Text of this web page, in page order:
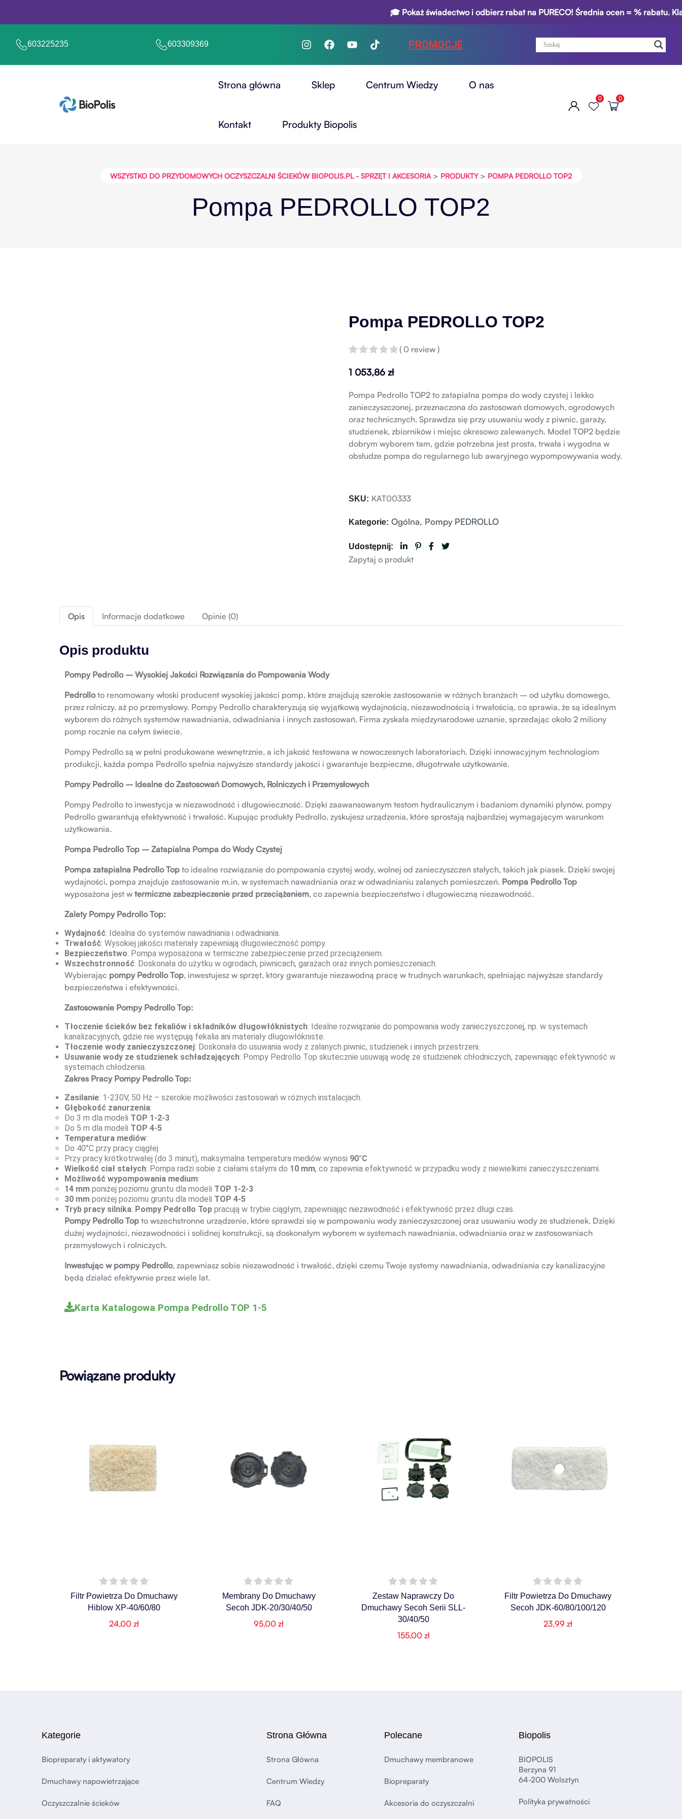
🎓 Pokaż świadectwo i odbierz rabat na PURECO! Średnia ocen = % rabatu. Klasy
603225235 603309369 PROMOCJE
Strona główna Sklep Centrum Wiedzy O nas
Kontakt Produkty Biopolis
0 0
WSZYSTKO DO PRZYDOMOWYCH OCZYSZCZALNI ŚCIEKÓW BIOPOLIS.PL - SPRZĘT I AKCESORIA> PRODUKTY> POMPA PEDROLLO TOP2
Pompa PEDROLLO TOP2
Pompa PEDROLLO TOP2
( 0 review )
1 053,86 zł
Pompa Pedrollo TOP2 to zatapialna pompa do wody czystej i lekko
zanieczyszczonej, przeznaczona do zastosowań domowych, ogrodowych
oraz technicznych. Sprawdza się przy usuwaniu wody z piwnic, garaży,
studzienek, zbiorników i miejsc okresowo zalewanych. Model TOP2 będzie
dobrym wyborem tam, gdzie potrzebna jest prosta, trwała i wygodna w
obsłudze pompa do regularnego lub awaryjnego wypompowywania wody.
SKU: KAT00333
Kategorie: Ogólna, Pompy PEDROLLO
Udostępnij:
Zapytaj o produkt
Opis Informacje dodatkowe Opinie (0)
Opis produktu
Pompy Pedrollo – Wysokiej Jakości Rozwiązania do Pompowania Wody
Pedrolloto renomowany włoski producent wysokiej jakości pomp, które znajdują szerokie zastosowanie w różnych branżach – od użytku domowego,
przez rolniczy, aż po przemysłowy. Pompy Pedrollo charakteryzują się wyjątkową wydajnością, niezawodnością i trwałością, co sprawia, że są idealnym
wyborem do różnych systemów nawadniania, odwadniania i innych zastosowań. Firma zyskała międzynarodowe uznanie, sprzedając około 2 miliony
pomp rocznie na całym świecie.
Pompy Pedrollo są w pełni produkowane wewnętrznie, a ich jakość testowana w nowoczesnych laboratoriach. Dzięki innowacyjnym technologiom
produkcji, każda pompa Pedrollo spełnia najwyższe standardy jakości i gwarantuje bezpieczne, długotrwałe użytkowanie.
Pompy Pedrollo – Idealne do Zastosowań Domowych, Rolniczych i Przemysłowych
Pompy Pedrollo to inwestycja w niezawodność i długowieczność. Dzięki zaawansowanym testom hydraulicznym i badaniom dynamiki płynów, pompy
Pedrollo gwarantują efektywność i trwałość. Kupując produkty Pedrollo, zyskujesz urządzenia, które sprostają najbardziej wymagającym warunkom
użytkowania.
Pompa Pedrollo Top – Zatapialna Pompa do Wody Czystej
Pompa zatapialna Pedrollo Top to idealne rozwiązanie do pompowania czystej wody, wolnej od zanieczyszczeń stałych, takich jak piasek. Dzięki swojej
wydajności, pompa znajduje zastosowanie m.in. w systemach nawadniania oraz w odwadnianiu zalanych pomieszczeń. Pompa Pedrollo Top
wyposażona jest w termiczne zabezpieczenie przed przeciążeniem, co zapewnia bezpieczeństwo i długowieczną niezawodność.
Zalety Pompy Pedrollo Top:
Wydajność: Idealna do systemów nawadniania i odwadniania.
Trwałość: Wysokiej jakości materiały zapewniają długowieczność pompy.
Bezpieczeństwo: Pompa wyposażona w termiczne zabezpieczenie przed przeciążeniem.
Wszechstronność: Doskonała do użytku w ogrodach, piwnicach, garażach oraz innych pomieszczeniach.
Wybierając pompy Pedrollo Top, inwestujesz w sprzęt, który gwarantuje niezawodną pracę w trudnych warunkach, spełniając najwyższe standardy
bezpieczeństwa i efektywności.
Zastosowanie Pompy Pedrollo Top:
Tłoczenie ścieków bez fekaliów i składników długowłóknistych: Idealne rozwiązanie do pompowania wody zanieczyszczonej, np. w systemach
kanalizacyjnych, gdzie nie występują fekalia ani materiały długowłókniste.
Tłoczenie wody zanieczyszczonej: Doskonała do usuwania wody z zalanych piwnic, studzienek i innych przestrzeni.
Usuwanie wody ze studzienek schładzających: Pompy Pedrollo Top skutecznie usuwają wodę ze studzienek chłodniczych, zapewniając efektywność w
systemach chłodzenia.
Zakres Pracy Pompy Pedrollo Top:
Zasilanie: 1-230V, 50 Hz – szerokie możliwości zastosowań w różnych instalacjach.
Głębokość zanurzenia:
Do 3 m dla modeli TOP 1-2-3
Do 5 m dla modeli TOP 4-5
Temperatura mediów:
Do 40°C przy pracy ciągłej
Przy pracy krótkotrwałej (do 3 minut), maksymalna temperatura mediów wynosi 90°C
Wielkość ciał stałych: Pompa radzi sobie z ciałami stałymi do 10 mm, co zapewnia efektywność w przypadku wody z niewielkimi zanieczyszczeniami.
Możliwość wypompowania medium:
14 mm poniżej poziomu gruntu dla modeli TOP 1-2-3
30 mm poniżej poziomu gruntu dla modeli TOP 4-5
Tryb pracy silnika: Pompy Pedrollo Top pracują w trybie ciągłym, zapewniając niezawodność i efektywność przez długi czas.
Pompy Pedrollo Top to wszechstronne urządzenie, które sprawdzi się w pompowaniu wody zanieczyszczonej oraz usuwaniu wody ze studzienek. Dzięki
dużej wydajności, niezawodności i solidnej konstrukcji, są doskonałym wyborem w systemach nawadniania, odwadniania oraz w zastosowaniach
przemysłowych i rolniczych.
Inwestując w pompy Pedrollo, zapewniasz sobie niezawodność i trwałość, dzięki czemu Twoje systemy nawadniania, odwadniania czy kanalizacyjne
będą działać efektywnie przez wiele lat.
Karta Katalogowa Pompa Pedrollo TOP 1-5
Powiązane produkty
Filtr Powietrza Do Dmuchawy
Hiblow XP-40/60/80
24,00 zł
Membrany Do Dmuchawy
Secoh JDK-20/30/40/50
95,00 zł
Zestaw Naprawczy Do
Dmuchawy Secoh Serii SLL-
30/40/50
155,00 zł
Filtr Powietrza Do Dmuchawy
Secoh JDK-60/80/100/120
23,99 zł
Kategorie
Biopreparaty i aktywatory
Dmuchawy napowietrzające
Oczyszczalnie ścieków
Strona Główna
Strona Główna
Centrum Wiedzy
FAQ
Polecane
Dmuchawy membranowe
Biopreparaty
Akcesoria do oczyszczalni
Biopolis
BIOPOLIS
Berzyna 91
64-200 Wolsztyn
Polityka prywatności